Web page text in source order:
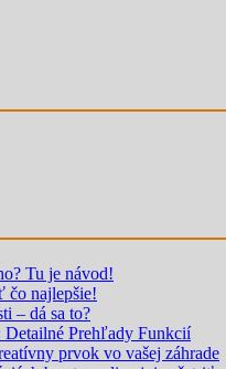
Tu je návod!
čo najlepšie!
– dá sa to?
Prehľady Funkcií
prvok vo vašej záhrade